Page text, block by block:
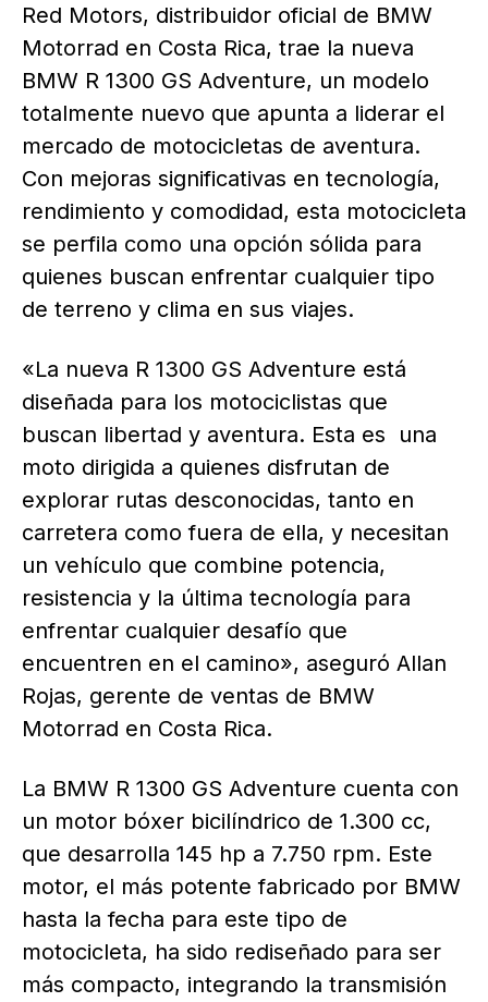
Red Motors, distribuidor oficial de BMW
Motorrad en Costa Rica, trae la nueva
BMW R 1300 GS Adventure, un modelo
totalmente nuevo que apunta a liderar el
mercado de motocicletas de aventura.
Con mejoras significativas en tecnología,
rendimiento y comodidad, esta motocicleta
se perfila como una opción sólida para
quienes buscan enfrentar cualquier tipo
de terreno y clima en sus viajes.
«La nueva R 1300 GS Adventure está
diseñada para los motociclistas que
buscan libertad y aventura. Esta es una
moto dirigida a quienes disfrutan de
explorar rutas desconocidas, tanto en
carretera como fuera de ella, y necesitan
un vehículo que combine potencia,
resistencia y la última tecnología para
enfrentar cualquier desafío que
encuentren en el camino», aseguró Allan
Rojas, gerente de ventas de BMW
Motorrad en Costa Rica.
La BMW R 1300 GS Adventure cuenta con
un motor bóxer bicilíndrico de 1.300 cc,
que desarrolla 145 hp a 7.750 rpm. Este
motor, el más potente fabricado por BMW
hasta la fecha para este tipo de
motocicleta, ha sido rediseñado para ser
más compacto, integrando la transmisión